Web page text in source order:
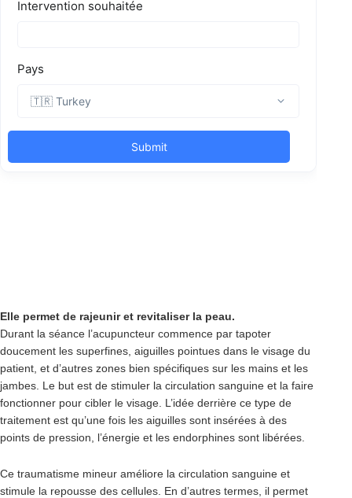
Elle permet de rajeunir et revitaliser la peau.
Durant la séance l’acupuncteur commence par tapoter
doucement les superfines, aiguilles pointues dans le visage du
patient, et d’autres zones bien spécifiques sur les mains et les
jambes. Le but est de stimuler la circulation sanguine et la faire
fonctionner pour cibler le visage. L’idée derrière ce type de
traitement est qu’une fois les aiguilles sont insérées à des
points de pression, l’énergie et les endorphines sont libérées.
Ce traumatisme mineur améliore la circulation sanguine et
stimule la repousse des cellules. En d’autres termes, il permet